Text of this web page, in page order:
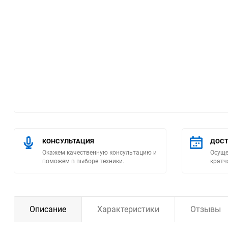
Климатическая техника
Измерительное
оборудование
КОНСУЛЬТАЦИЯ
Окажем качественную консультацию и
поможем в выборе техники.
Описание Характеристики Отзывы